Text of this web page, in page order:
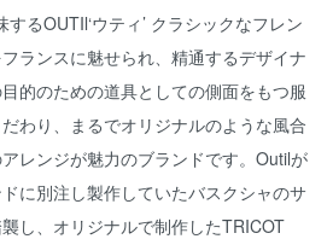
するOUTIl‘ウティ’ クラシックなフレン
ランスに魅せられ、精通するデザイナ
的のための道具としての側面をもつ服
わり、まるでオリジナルのような風合
レンジが魅力のブランドです。Outilが
に別注し製作していたバスクシャのサ
し、オリジナルで制作したTRICOT